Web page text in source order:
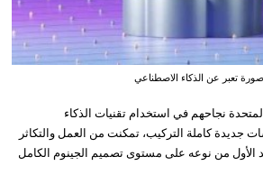
صورة تعبر عن الذكاء الاصطناعي
نجاحهم في استخدام تقنيات الذكاء
جديدة كاملة التركيب، تمكنت من العمل والتكاثر
الأول من نوعه على مستوى تصميم الجينوم الكامل